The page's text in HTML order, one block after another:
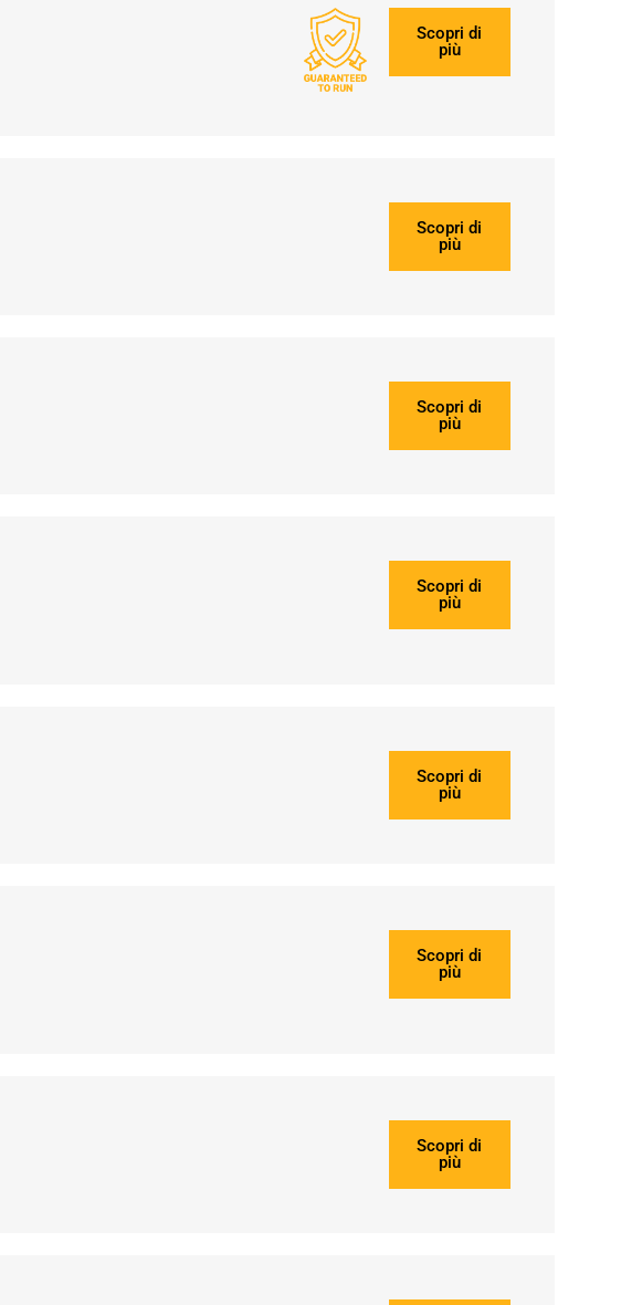
Scopri di
più
Scopri di
più
Scopri di
più
Scopri di
più
Scopri di
più
Scopri di
più
Scopri di
più